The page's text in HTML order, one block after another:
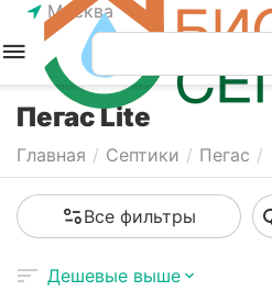
Москва
Пегас Lite
Главная / Септики / Пегас /
Все фильтры
Дешевые выше